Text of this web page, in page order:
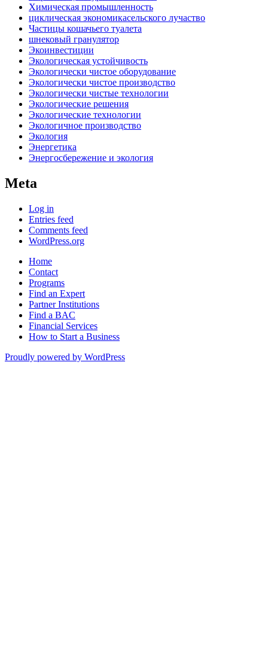
Химическая промышленность
циклическая экономикасельского лучаство
Частицы кошачьего туалета
шнековый гранулятор
Экоинвестиции
Экологическая устойчивость
Экологически чистое оборудование
Экологически чистое производство
Экологически чистые технологии
Экологические решения
Экологические технологии
Экологичное производство
Экология
Энергетика
Энергосбережение и экология
Meta
Log in
Entries feed
Comments feed
WordPress.org
Home
Contact
Programs
Find an Expert
Partner Institutions
Find a BAC
Financial Services
How to Start a Business
Proudly powered by WordPress